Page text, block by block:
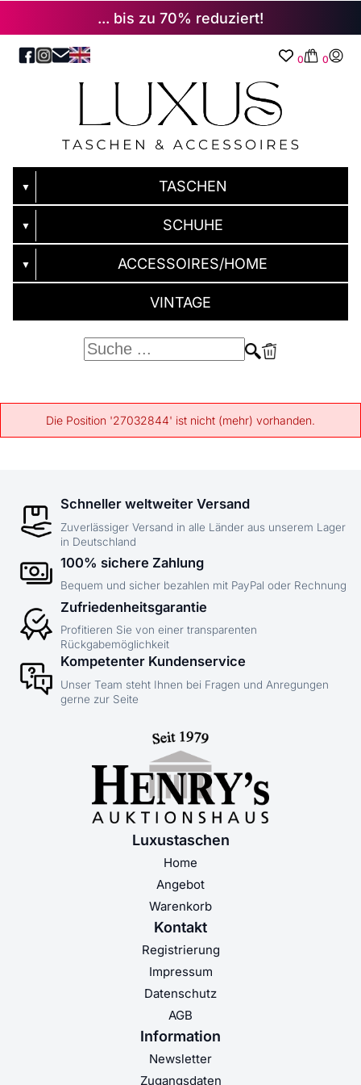
... bis zu 70% reduziert!
0 0
▼ TASCHEN
▼ SCHUHE
▼ ACCESSOIRES/HOME
VINTAGE
Die Position '27032844' ist nicht (mehr) vorhanden.
Schneller weltweiter Versand
Zuverlässiger Versand in alle Länder aus unserem Lager
in Deutschland
100% sichere Zahlung
Bequem und sicher bezahlen mit PayPal oder Rechnung
Zufriedenheitsgarantie
Profitieren Sie von einer transparenten
Rückgabemöglichkeit
Kompetenter Kundenservice
Unser Team steht Ihnen bei Fragen und Anregungen
gerne zur Seite
Luxustaschen
Home
Angebot
Warenkorb
Kontakt
Registrierung
Impressum
Datenschutz
AGB
Information
Newsletter
Zugangsdaten